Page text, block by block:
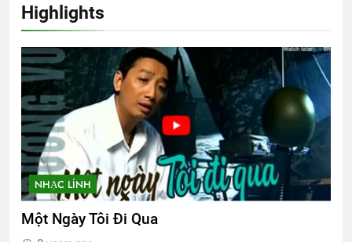
2 Years Ago
ĐỒI CỎ HOA VÀNG
3 Years Ago
Xuân trong rừng thẳm
2 Years Ago
An Lộc 1972
2 Years Ago
Highlights
NHẠC LÍNH
Một Ngày Tôi Đi Qua